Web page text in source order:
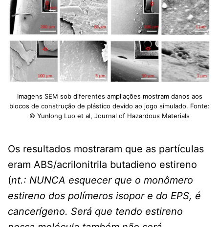
Imagens SEM sob diferentes ampliações mostram danos aos
blocos de construção de plástico devido ao jogo simulado. Fonte:
© Yunlong Luo et al, Journal of Hazardous Materials
Os resultados mostraram que as partículas
eram ABS/acrilonitrila butadieno estireno
(nt.: NUNCA esquecer que o monômero
estireno dos polímeros isopor e do EPS, é
cancerígeno. Será que tendo estireno